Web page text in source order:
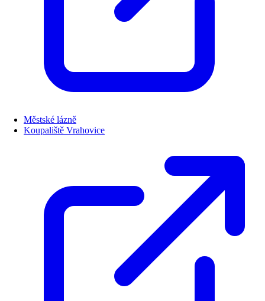
Městské lázně
Koupaliště Vrahovice